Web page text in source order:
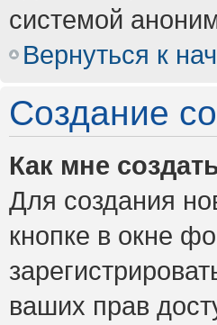
системой
Вернуться к
Создание
Как мне
Для создания
кнопке в окне
ваших прав